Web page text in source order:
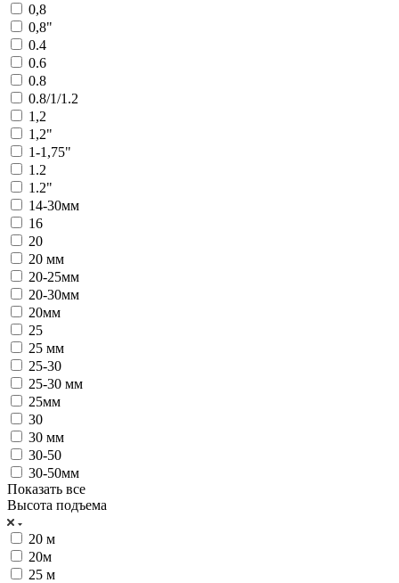
0,8
0,8"
0.4
0.6
0.8
0.8/1/1.2
1,2
1,2"
1-1,75"
1.2
1.2"
14-30мм
16
20
20 мм
20-25мм
20-30мм
20мм
25
25 мм
25-30
25-30 мм
25мм
30
30 мм
30-50
30-50мм
Показать все
Высота подъема
20 м
20м
25 м